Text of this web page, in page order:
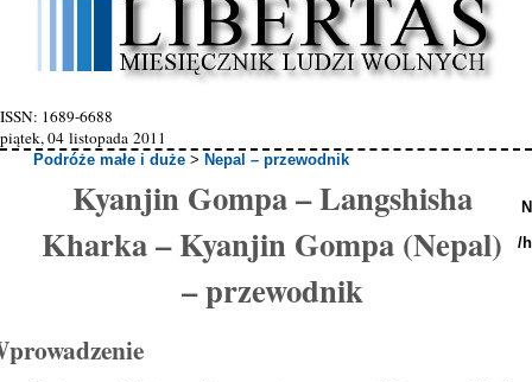
ISSN: 1689-6688
piątek, 04 listopada 2011
Podróże małe i duże >Nepal – przewodnik
Kyanjin Gompa – Langshisha
Kharka – Kyanjin Gompa (Nepal)
– przewodnik
/